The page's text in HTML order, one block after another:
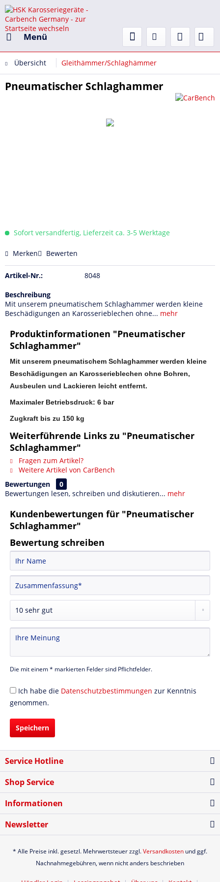
Menü
Übersicht Gleithämmer/Schlaghämmer
Pneumatischer Schlaghammer
Sofort versandfertig, Lieferzeit ca. 3-5 Werktage
Merken Bewerten
Artikel-Nr.: 8048
Beschreibung
Mit unserem pneumatischem Schlaghammer werden kleine
Beschädigungen an Karosserieblechen ohne... mehr
Produktinformationen "Pneumatischer
Schlaghammer"
Mit unserem pneumatischem Schlaghammer werden kleine
Beschädigungen an Karosserieblechen ohne Bohren,
Ausbeulen und Lackieren leicht entfernt.
Maximaler Betriebsdruck: 6 bar
Zugkraft bis zu 150 kg
Weiterführende Links zu "Pneumatischer
Schlaghammer"
Fragen zum Artikel?
Weitere Artikel von CarBench
Bewertungen
0
Bewertungen lesen, schreiben und diskutieren... mehr
Kundenbewertungen für "Pneumatischer
Schlaghammer"
Bewertung schreiben
Die mit einem * markierten Felder sind Pflichtfelder.
Ich habe die Datenschutzbestimmungen zur Kenntnis
genommen.
Speichern
Service Hotline
Shop Service
Informationen
Newsletter
* Alle Preise inkl. gesetzl. Mehrwertsteuer zzgl.Versandkosten und ggf.
Nachnahmegebühren, wenn nicht anders beschrieben